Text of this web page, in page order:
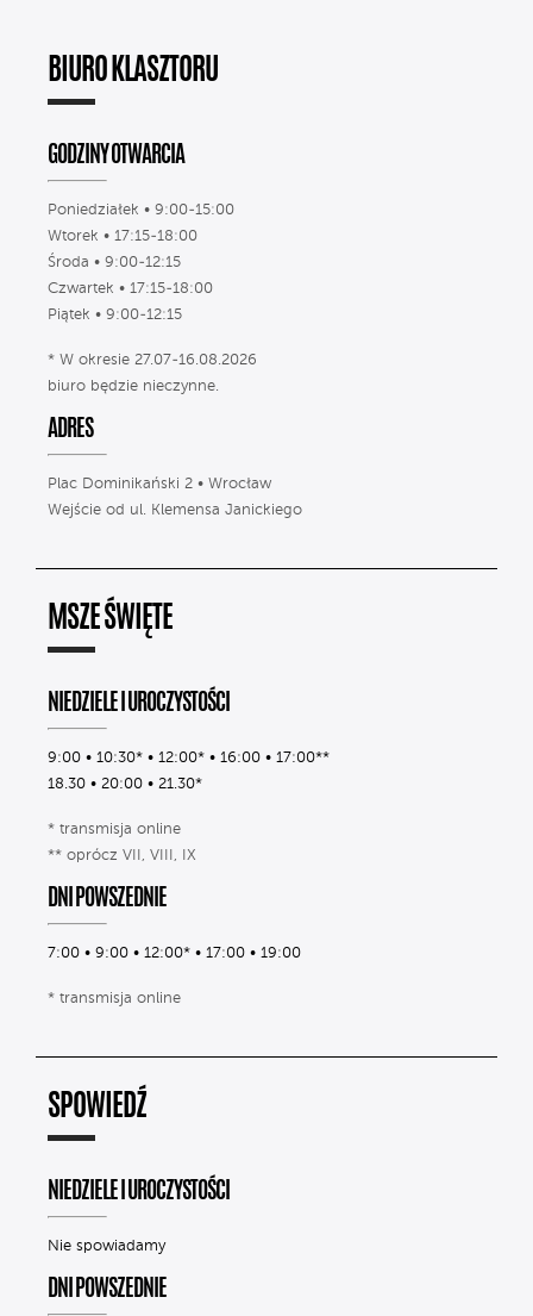
BIURO KLASZTORU
GODZINY OTWARCIA
Poniedziałek • 9:00-15:00
Wtorek • 17:15-18:00
Środa • 9:00-12:15
Czwartek • 17:15-18:00
Piątek • 9:00-12:15
* W okresie 27.07-16.08.2026
biuro będzie nieczynne.
ADRES
Plac Dominikański 2 • Wrocław
Wejście od ul. Klemensa Janickiego
MSZE ŚWIĘTE
NIEDZIELE I UROCZYSTOŚCI
9:00 • 10:30* • 12:00* • 16:00 • 17:00**
18.30 • 20:00 • 21.30*
* transmisja online
** oprócz VII, VIII, IX
DNI POWSZEDNIE
7:00 • 9:00 • 12:00* • 17:00 • 19:00
* transmisja online
SPOWIEDŹ
NIEDZIELE I UROCZYSTOŚCI
Nie spowiadamy
DNI POWSZEDNIE